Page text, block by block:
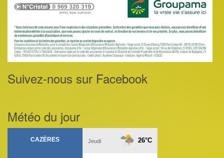
Suivez-nous sur Facebook
Météo du jour